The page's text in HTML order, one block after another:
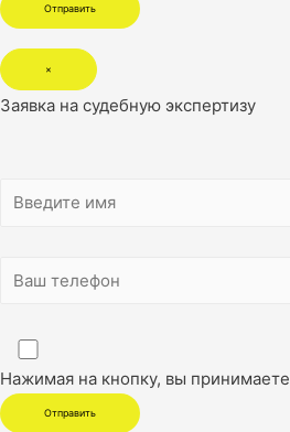
×
Заявка на судебную экспертизу
Нажимая на кнопку, вы принимаете